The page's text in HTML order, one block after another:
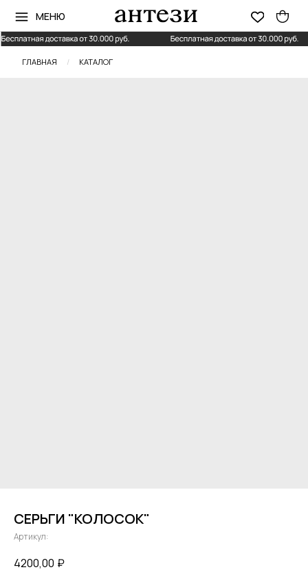
МЕНЮ
/
ГЛАВНАЯ КАТАЛОГ
СЕРЬГИ "КОЛОСОК"
Артикул:
4200,00 ₽